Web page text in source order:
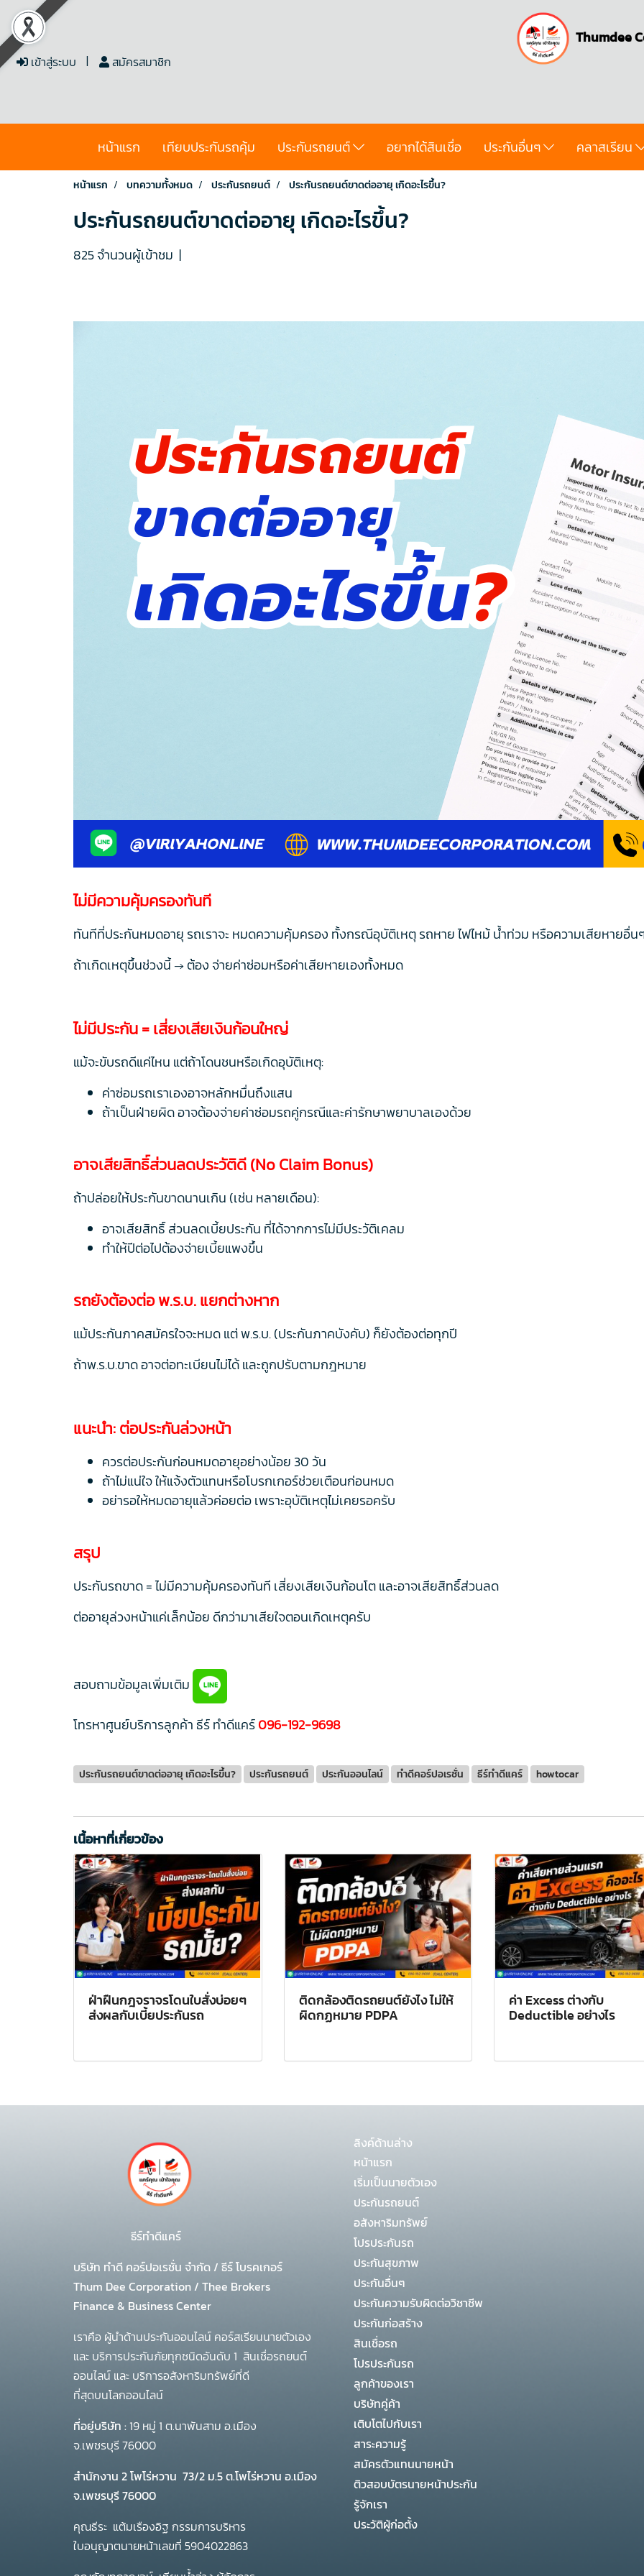
เข้าสู่ระบบ สมัครสมาชิก
Thumdee
หน้าแรก เทียบประกันรถคุ้ม ประกันรถยนต์ อยากได้สินเชื่อ ประกันอื่นๆ คลาสเรียน
หน้าแรก บทความทั้งหมด ประกันรถยนต์ ประกันรถยนต์ขาดต่ออายุ เกิดอะไรขึ้น?
ประกันรถยนต์ขาดต่ออายุ เกิดอะไรขึ้น?
825 จำนวนผู้เข้าชม |
ไม่มีความคุ้มครองทันที
ทันทีที่ประกันหมดอายุ รถเราจะ หมดความคุ้มครอง ทั้งกรณีอุบัติเหตุ รถหาย ไฟไหม้ น้ำท่วม หรือความเสียหายอื่น
ถ้าเกิดเหตุขึ้นช่วงนี้ → ต้อง จ่ายค่าซ่อมหรือค่าเสียหายเองทั้งหมด
ไม่มีประกัน = เสี่ยงเสียเงินก้อนใหญ่
แม้จะขับรถดีแค่ไหน แต่ถ้าโดนชนหรือเกิดอุบัติเหตุ:
ค่าซ่อมรถเราเองอาจหลักหมื่นถึงแสน
ถ้าเป็นฝ่ายผิด อาจต้องจ่ายค่าซ่อมรถคู่กรณีและค่ารักษาพยาบาลเองด้วย
อาจเสียสิทธิ์ส่วนลดประวัติดี (No Claim Bonus)
ถ้าปล่อยให้ประกันขาดนานเกิน (เช่น หลายเดือน):
อาจเสียสิทธิ์ ส่วนลดเบี้ยประกัน ที่ได้จากการไม่มีประวัติเคลม
ทำให้ปีต่อไปต้องจ่ายเบี้ยแพงขึ้น
รถยังต้องต่อ พ.ร.บ. แยกต่างหาก
แม้ประกันภาคสมัครใจจะหมด แต่ พ.ร.บ. (ประกันภาคบังคับ) ก็ยังต้องต่อทุกปี
ถ้าพ.ร.บ.ขาด อาจต่อทะเบียนไม่ได้ และถูกปรับตามกฎหมาย
แนะนำ: ต่อประกันล่วงหน้า
ควรต่อประกันก่อนหมดอายุอย่างน้อย 30 วัน
ถ้าไม่แน่ใจ ให้แจ้งตัวแทนหรือโบรกเกอร์ช่วยเตือนก่อนหมด
อย่ารอให้หมดอายุแล้วค่อยต่อ เพราะอุบัติเหตุไม่เคยรอครับ
สรุป
ประกันรถขาด = ไม่มีความคุ้มครองทันที เสี่ยงเสียเงินก้อนโต และอาจเสียสิทธิ์ส่วนลด
ต่ออายุล่วงหน้าแค่เล็กน้อย ดีกว่ามาเสียใจตอนเกิดเหตุครับ
สอบถามข้อมูลเพิ่มเติม
โทรหาศูนย์บริการลูกค้า ธีร์ ทำดีแคร์096-192-9698
ประกันรถยนต์ขาดต่ออายุ เกิดอะไรขึ้น? ประกันรถยนต์ ประกันออนไลน์ ทำดีคอร์ปอเรชั่น ธีร์ทำดีแคร์ howtocar
เนื้อหาที่เกี่ยวข้อง
ฝ่าฝืนกฎจราจรโดนใบสั่งบ่อยๆ
ส่งผลกับเบี้ยประกันรถ
ติดกล้องติดรถยนต์ยังไง ไม่ให้
ผิดกฏหมาย PDPA
ค่า Excess ต่างกับ
Deductible อย่างไร
ธีร์ทำดีแคร์
บริษัท ทำดี คอร์ปอเรชั่น จำกัด / ธีร์ โบรคเกอร์
Thum Dee Corporation / Thee Brokers
Finance & Business Center
เราคือ ผู้นำด้านประกันออนไลน์ คอร์สเรียนนายตัวเอง
และ บริการประกันภัยทุกชนิดอันดับ 1 สินเชื่อรถยนต์
ออนไลน์ และ บริการอสังหาริมทรัพย์ที่ดี
ที่สุดบนโลกออนไลน์
ที่อยู่บริษัท :19 หมู่ 1 ต.นาพันสาม อ.เมือง
จ.เพชรบุรี 76000
สำนักงาน 2 โพโร่หวาน 73/2 ม.5 ต.โพไร่หวาน อ.เมือง
จ.เพชรบุรี 76000
คุณธีระ แต้มเรืองอิฐ กรรมการบริหาร
ใบอนุญาตนายหน้าเลขที่ 5904022863
ลิงค์ด้านล่าง
หน้าแรก
เริ่มเป็นนายตัวเอง
ประกันรถยนต์
อสังหาริมทรัพย์
โปรประกันรถ
ประกันสุขภาพ
ประกันอื่นๆ
ประกันความรับผิดต่อวิชาชีพ
ประกันก่อสร้าง
สินเชื่อรถ
โปรประกันรถ
ลูกค้าของเรา
บริษัทคู่ค้า
เติบโตไปกับเรา
สาระความรู้
สมัครตัวแทนนายหน้า
ติวสอบบัตรนายหน้าประกัน
รู้จักเรา
ประวัติผู้ก่อตั้ง